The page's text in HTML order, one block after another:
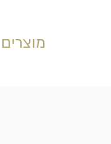
מוצרים